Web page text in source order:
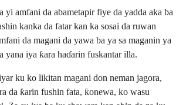
yi amfani da abametapir fiye da yadda aka ba
kanka da fatar kan ka sosai da ruwan
da magani da yawa ba ya sa maganin ya
yana iya ƙara haɗarin fuskantar illa.
ku ko likitan magani don neman jagora,
da ƙarin fushin fata, ƙonewa, ko wasu